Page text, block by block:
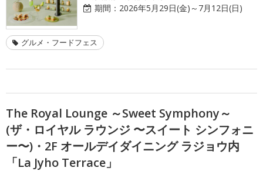
期間： 2026年5月29日(金)～7月12日(日)
グルメ・フードフェス
The Royal Lounge ～Sweet Symphony～
(ザ・ロイヤル ラウンジ 〜スイート シンフォニ
ー〜)・2F オールデイダイニング ラジョウ内
「La Jyho Terrace」